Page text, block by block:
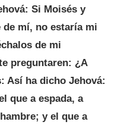
Si Moisés y
de mí, no estaría mi
de mi
preguntaren: ¿A
Así ha dicho Jehová:
que a espada, a
y el que a